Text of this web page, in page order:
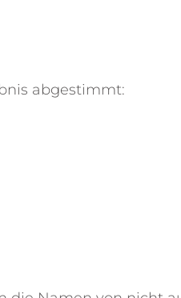
abgestimmt: